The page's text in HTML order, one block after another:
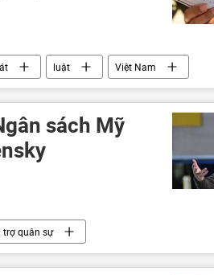
luật
Việt Nam
sách Mỹ
trợ quân sự
Hoa Kỳ ngân sách
Thế giới